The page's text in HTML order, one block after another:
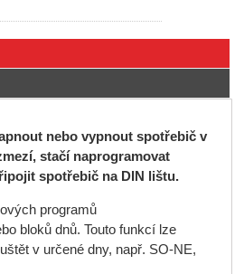
nebo vypnout spotřebič v
stačí naprogramovat
spotřebič na DIN lištu.
programů
bloků dnů. Touto funkcí lze
v určené dny, např. SO-NE,